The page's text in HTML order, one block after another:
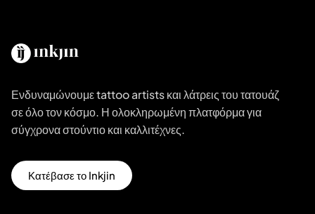
Ενδυναμώνουμε tattoo artists και λάτρεις του τατουάζ
σε όλο τον κόσμο. Η ολοκληρωμένη πλατφόρμα για
σύγχρονα στούντιο και καλλιτέχνες.
Κατέβασε το Inkjin